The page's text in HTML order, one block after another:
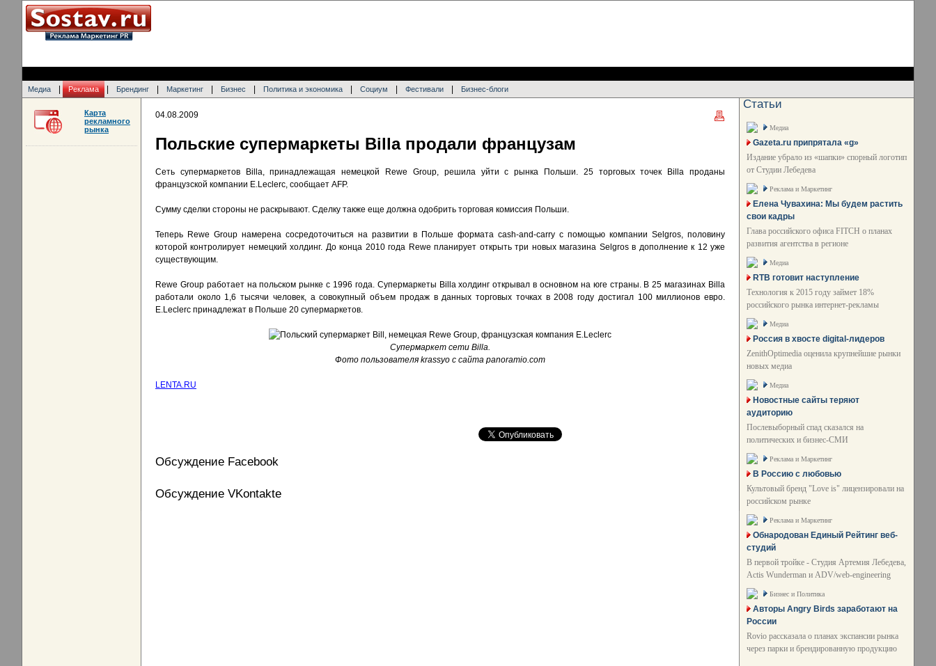
Медиа Реклама Брендинг Маркетинг Бизнес Политика и экономика Социум Фестивали Бизнес-блоги
04.08.2009
Польские супермаркеты Billa продали французам
Cеть супермаркетов Billa, принадлежащая немецкой Rewe Group, решила уйти с рынка Польши. 25 торговых точек Billa проданы
французской компании E.Leclerc, сообщает AFP.
Сумму сделки стороны не раскрывают. Сделку также еще должна одобрить торговая комиссия Польши.
Теперь Rewe Group намерена сосредоточиться на развитии в Польше формата cash-and-carry с помощью компании Selgros, половину
которой контролирует немецкий холдинг. До конца 2010 года Rewe планирует открыть три новых магазина Selgros в дополнение к 12 уже
существующим.
Rewe Group работает на польском рынке с 1996 года. Супермаркеты Billa холдинг открывал в основном на юге страны. В 25 магазинах Billa
работали около 1,6 тысячи человек, а совокупный объем продаж в данных торговых точках в 2008 году достигал 100 миллионов евро.
E.Leclerc принадлежат в Польше 20 супермаркетов.
Супермаркет сети Billa.
Фото пользователя krassyo с сайта panoramio.com
LENTA.RU
Обсуждение Facebook
Обсуждение VKontakte
Карта
рекламного
рынка
Статьи
Медиа
Gazeta.ru припрятала «g»
Издание убрало из «шапки» спорный логотип
от Студии Лебедева
Реклама и Маркетинг
Елена Чувахина: Мы будем растить
свои кадры
Глава российского офиса FITCH о планах
развития агентства в регионе
Медиа
RTB готовит наступление
Технология к 2015 году займет 18%
российского рынка интернет-рекламы
Медиа
Россия в хвосте digital-лидеров
ZenithOptimedia оценила крупнейшие рынки
новых медиа
Медиа
Новостные сайты теряют
аудиторию
Послевыборный спад сказался на
политических и бизнес-СМИ
Реклама и Маркетинг
В Россию с любовью
Культовый бренд "Love is" лицензировали на
российском рынке
Реклама и Маркетинг
Обнародован Единый Рейтинг веб-
студий
В первой тройке - Студия Артемия Лебедева,
Actis Wunderman и ADV/web-engineering
Бизнес и Политика
Авторы Angry Birds заработают на
России
Rovio рассказала о планах экспансии рынка
через парки и брендированную продукцию